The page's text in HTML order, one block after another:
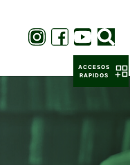
ACCESOS
RAPIDOS